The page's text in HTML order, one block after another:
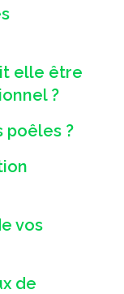
elle être
?
poêles ?
vos
de